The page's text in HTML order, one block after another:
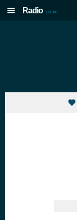
Radio .co.ve